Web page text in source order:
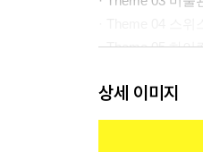
· Theme 05 하이
[Special Page] 스
스위스 쇼핑
상세 이미지